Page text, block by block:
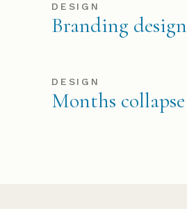
DESIGN
Branding design
DESIGN
Months collapse